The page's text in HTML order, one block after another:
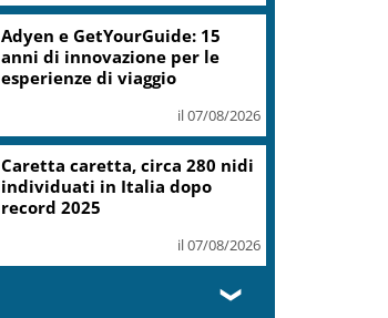
Adyen e GetYourGuide: 15
anni di innovazione per le
esperienze di viaggio
il 07/08/2026
Caretta caretta, circa 280 nidi
individuati in Italia dopo
record 2025
il 07/08/2026
❯